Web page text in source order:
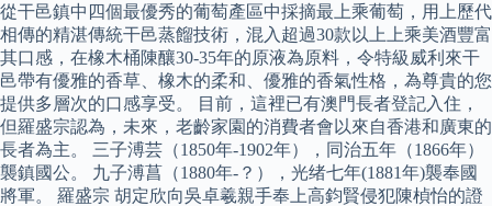
從干邑鎮中四個最優秀的葡萄產區中採摘最上乘葡萄，用上歷代
相傳的精湛傳統干邑蒸餾技術，混入超過30款以上上乘美酒豐富
其口感，在橡木桶陳釀30-35年的原液為原料，令特級威利來干
邑帶有優雅的香草、橡木的柔和、優雅的香氣性格，為尊貴的您
提供多層次的口感享受。 目前，這裡已有澳門長者登記入住，
但羅盛宗認為，未來，老齡家園的消費者會以來自香港和廣東的
長者為主。 三子溥芸（1850年-1902年），同治五年（1866年）
襲鎮國公。 九子溥菖（1880年-？），光绪七年(1881年)襲奉國
將軍。 羅盛宗 胡定欣向吳卓羲親手奉上高鈞賢侵犯陳楨怡的證